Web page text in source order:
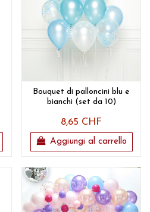
Bouquet di palloncini blu e
bianchi (set da 10)
8,65 CHF
Aggiungi al carrello